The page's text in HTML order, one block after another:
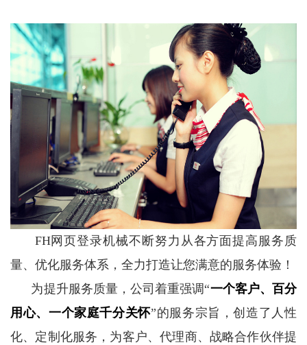
FH网页登录机械不断努力从各方面提高服务质
量、优化服务体系，全力打造让您满意的服务体验！
为提升服务质量，公司着重强调“一个客户、百分
用心、一个家庭千分关怀”的服务宗旨，创造了人性
化、定制化服务，为客户、代理商、战略合作伙伴提